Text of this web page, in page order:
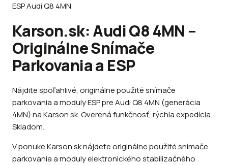
ESP Audi Q8 4MN
Karson.sk: Audi Q8 4MN –
Originálne Snímače
Parkovania a ESP
Nájdite spoľahlivé, originálne použité snímače
parkovania a moduly ESP pre Audi Q8 4MN (generácia
4MN) na Karson.sk. Overená funkčnosť, rýchla expedícia.
Skladom.
V ponuke Karson.sk nájdete originálne použité snímače
parkovania a moduly elektronického stabilizačného